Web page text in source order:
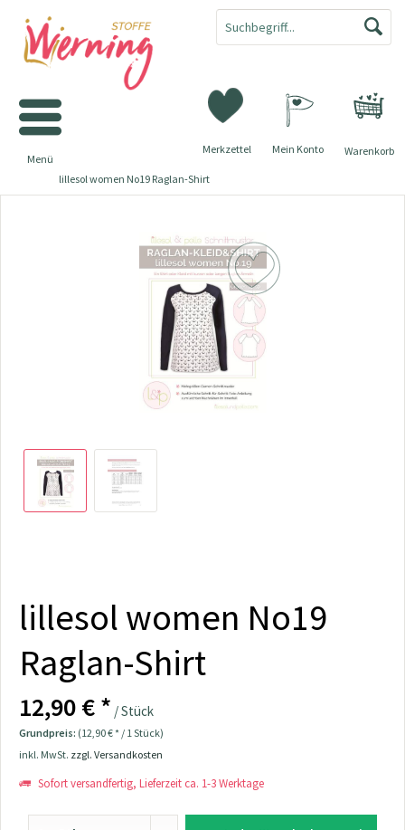
Warenkorb
Merkzettel Mein Konto
Menü
lillesol women No19 Raglan-Shirt
lillesol women No19
Raglan-Shirt
12,90 € * / Stück
Grundpreis: (12,90 € * / 1 Stück)
inkl. MwSt. zzgl. Versandkosten
Sofort versandfertig, Lieferzeit ca. 1-3 Werktage